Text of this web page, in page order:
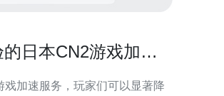
日本CN2游戏加速
戏加速服务，玩家们可以显著降